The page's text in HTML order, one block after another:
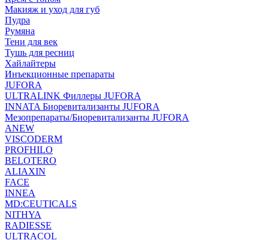
Макияж и уход для губ
Пудра
Румяна
Тени для век
Тушь для ресниц
Хайлайтеры
Инъекционные препараты
JUFORA
ULTRALINK Филлеры JUFORA
INNATA Биоревитализанты JUFORA
Мезопрепараты/Биоревитализанты JUFORA
ANEW
VISCODERM
PROFHILO
BELOTERO
ALIAXIN
FACE
INNEA
MD:CEUTICALS
NITHYA
RADIESSE
ULTRACOL